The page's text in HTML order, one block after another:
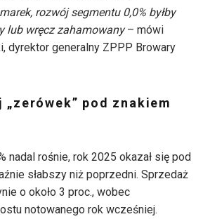
rozwój segmentu 0,0% byłby
lub wręcz zahamowany– mówi
dyrektor generalny ZPPP Browary
„zerówek” pod znakiem
nadal rośnie, rok 2025 okazał się pod
słabszy niż poprzedni. Sprzedaż
o około 3 proc., wobec
notowanego rok wcześniej.